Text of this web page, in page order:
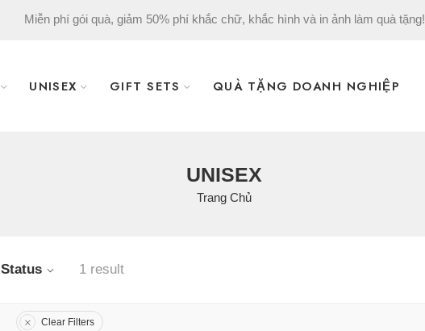
Miễn phí gói quà, giảm 50% phí khắc chữ, khắc hình và in ảnh làm quà tặng!
UNISEX GIFT SETS QUÀ TẶNG DOANH NGHIỆP
UNISEX
Trang Chủ
Status 1 result
Clear Filters